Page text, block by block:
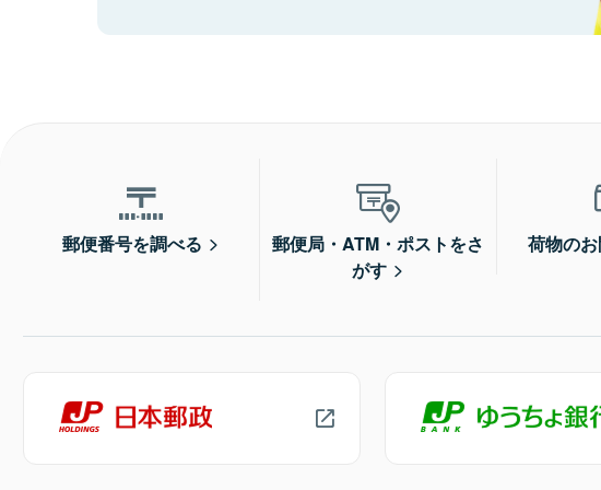
郵便番号を調べる
郵便局・ATM・ポストをさ
がす
荷物の